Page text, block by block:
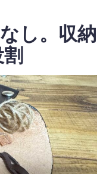
し。収納